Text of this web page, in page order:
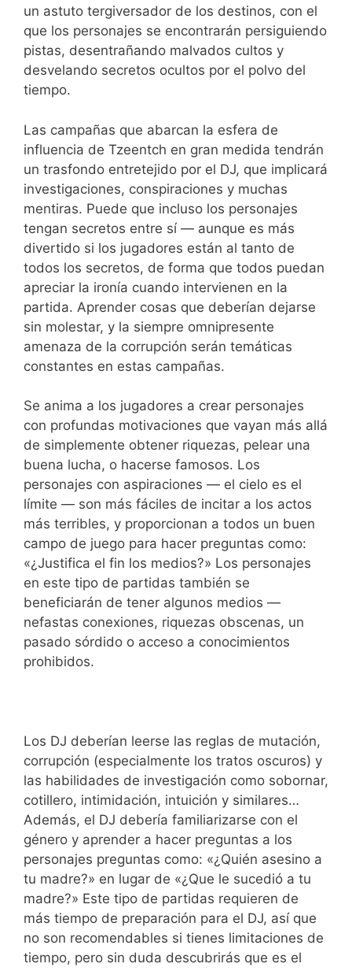
un astuto tergiversador de los destinos, con el
que los personajes se encontrarán persiguiendo
pistas, desentrañando malvados cultos y
desvelando secretos ocultos por el polvo del
tiempo.
Las campañas que abarcan la esfera de
influencia de Tzeentch en gran medida tendrán
un trasfondo entretejido por el DJ, que implicará
investigaciones, conspiraciones y muchas
mentiras. Puede que incluso los personajes
tengan secretos entre sí — aunque es más
divertido si los jugadores están al tanto de
todos los secretos, de forma que todos puedan
apreciar la ironía cuando intervienen en la
partida. Aprender cosas que deberían dejarse
sin molestar, y la siempre omnipresente
amenaza de la corrupción serán temáticas
constantes en estas campañas.
Se anima a los jugadores a crear personajes
con profundas motivaciones que vayan más allá
de simplemente obtener riquezas, pelear una
buena lucha, o hacerse famosos. Los
personajes con aspiraciones — el cielo es el
límite — son más fáciles de incitar a los actos
más terribles, y proporcionan a todos un buen
campo de juego para hacer preguntas como:
«¿Justifica el fin los medios?» Los personajes
en este tipo de partidas también se
beneficiarán de tener algunos medios —
nefastas conexiones, riquezas obscenas, un
pasado sórdido o acceso a conocimientos
prohibidos.
Los DJ deberían leerse las reglas de mutación,
corrupción (especialmente los tratos oscuros) y
las habilidades de investigación como sobornar,
cotillero, intimidación, intuición y similares…
Además, el DJ debería familiarizarse con el
género y aprender a hacer preguntas a los
personajes preguntas como: «¿Quién asesino a
tu madre?» en lugar de «¿Que le sucedió a tu
madre?» Este tipo de partidas requieren de
más tiempo de preparación para el DJ, así que
no son recomendables si tienes limitaciones de
tiempo, pero sin duda descubrirás que es el